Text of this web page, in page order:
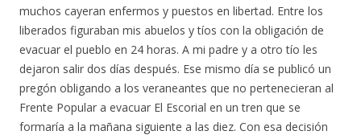
muchos cayeran enfermos y puestos en libertad. Entre los
liberados figuraban mis abuelos y tíos con la obligación de
evacuar el pueblo en 24 horas. A mi padre y a otro tío les
dejaron salir dos días después. Ese mismo día se publicó un
pregón obligando a los veraneantes que no pertenecieran al
Frente Popular a evacuar El Escorial en un tren que se
formaría a la mañana siguiente a las diez. Con esa decisión